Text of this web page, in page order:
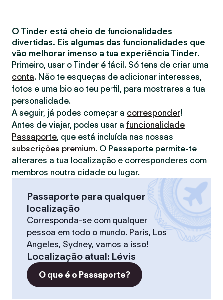
O Tinder está cheio de funcionalidades
divertidas. Eis algumas das funcionalidades que
vão melhorar imenso a tua experiência Tinder.
Primeiro, usar o Tinder é fácil. Só tens de criar uma
conta. Não te esqueças de adicionar interesses,
fotos e uma bio ao teu perfil, para mostrares a tua
personalidade.
A seguir, já podes começar a corresponder!
Antes de viajar, podes usar a funcionalidade
Passaporte, que está incluída nas nossas
subscrições premium. O Passaporte permite-te
alterares a tua localização e corresponderes com
membros noutra cidade ou lugar.
Passaporte para qualquer
localização
Corresponda-se com qualquer
pessoa em todo o mundo. Paris, Los
Angeles, Sydney, vamos a isso!
Localização atual: Lévis
O que é o Passaporte?